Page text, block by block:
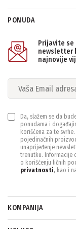
PONUDA
Prijavite se
newsletter
najnovije
Da, slažem se da
ponudama i
korišćena za te
pojedinačnih
unaprijeđenje
trenutku. Informacije
o korišćenju ličnih
privatnosti, kao i
KOMPANIJA